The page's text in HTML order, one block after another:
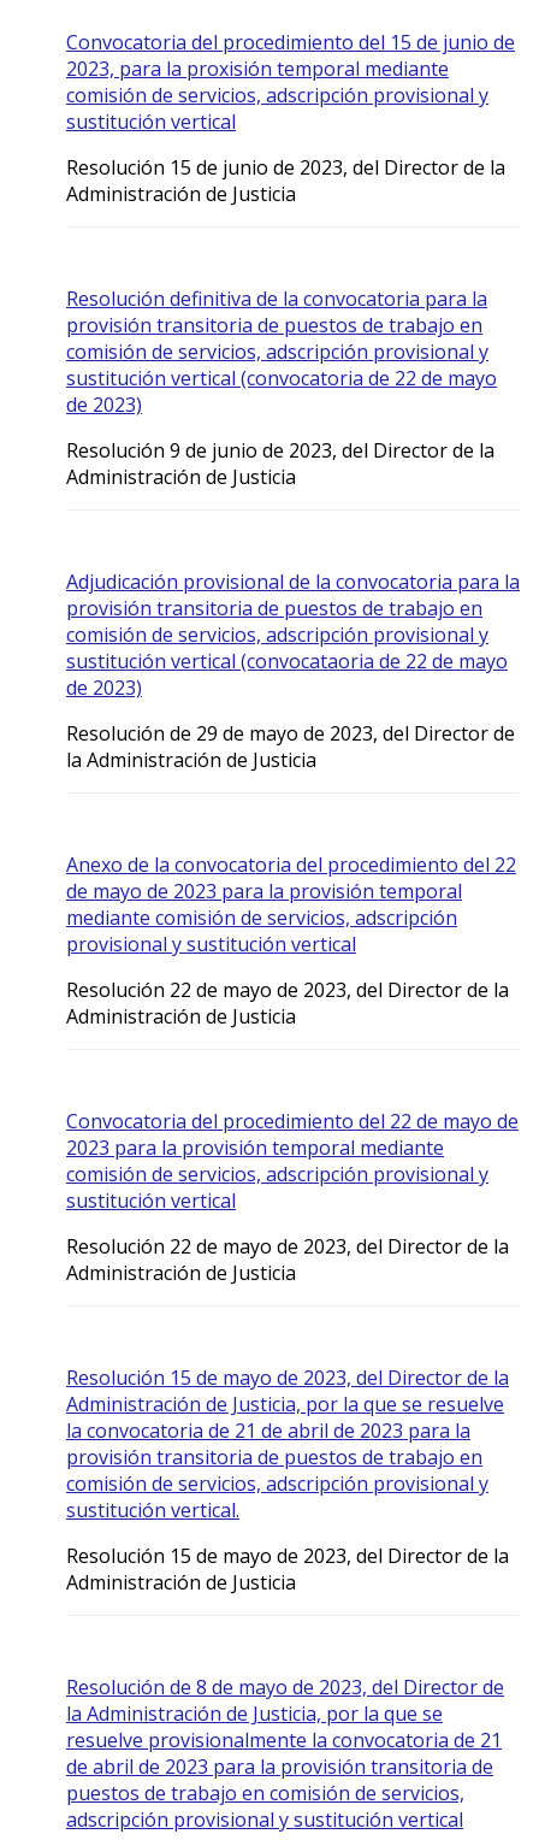
Convocatoria del procedimiento del 15 de junio de
2023, para la proxisión temporal mediante
comisión de servicios, adscripción provisional y
sustitución vertical
Resolución 15 de junio de 2023, del Director de la
Administración de Justicia
Resolución definitiva de la convocatoria para la
provisión transitoria de puestos de trabajo en
comisión de servicios, adscripción provisional y
sustitución vertical (convocatoria de 22 de mayo
de 2023)
Resolución 9 de junio de 2023, del Director de la
Administración de Justicia
Adjudicación provisional de la convocatoria para la
provisión transitoria de puestos de trabajo en
comisión de servicios, adscripción provisional y
sustitución vertical (convocataoria de 22 de mayo
de 2023)
Resolución de 29 de mayo de 2023, del Director de
la Administración de Justicia
Anexo de la convocatoria del procedimiento del 22
de mayo de 2023 para la provisión temporal
mediante comisión de servicios, adscripción
provisional y sustitución vertical
Resolución 22 de mayo de 2023, del Director de la
Administración de Justicia
Convocatoria del procedimiento del 22 de mayo de
2023 para la provisión temporal mediante
comisión de servicios, adscripción provisional y
sustitución vertical
Resolución 22 de mayo de 2023, del Director de la
Administración de Justicia
Resolución 15 de mayo de 2023, del Director de la
Administración de Justicia, por la que se resuelve
la convocatoria de 21 de abril de 2023 para la
provisión transitoria de puestos de trabajo en
comisión de servicios, adscripción provisional y
sustitución vertical.
Resolución 15 de mayo de 2023, del Director de la
Administración de Justicia
Resolución de 8 de mayo de 2023, del Director de
la Administración de Justicia, por la que se
resuelve provisionalmente la convocatoria de 21
de abril de 2023 para la provisión transitoria de
puestos de trabajo en comisión de servicios,
adscripción provisional y sustitución vertical